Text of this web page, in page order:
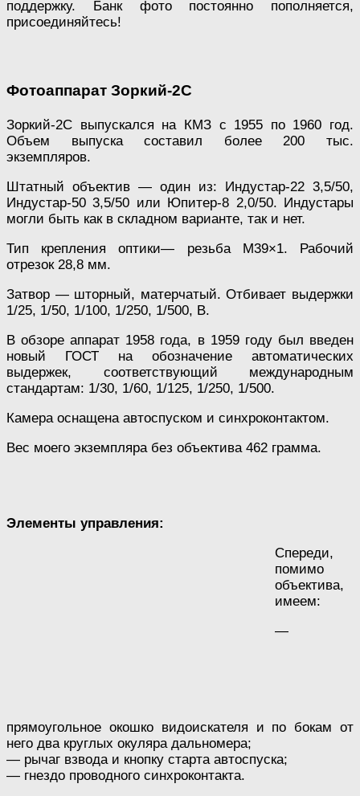
поддержку. Банк фото постоянно пополняется,
присоединяйтесь!
Фотоаппарат Зоркий-2С
Зоркий-2С выпускался на КМЗ с 1955 по 1960 год.
Объем выпуска составил более 200 тыс.
экземпляров.
Штатный объектив — один из: Индустар-22 3,5/50,
Индустар-50 3,5/50 или Юпитер-8 2,0/50. Индустары
могли быть как в складном варианте, так и нет.
Тип крепления оптики— резьба M39×1. Рабочий
отрезок 28,8 мм.
Затвор — шторный, матерчатый. Отбивает выдержки
1/25, 1/50, 1/100, 1/250, 1/500, В.
В обзоре аппарат 1958 года, в 1959 году был введен
новый ГОСТ на обозначение автоматических
выдержек, соответствующий международным
стандартам: 1/30, 1/60, 1/125, 1/250, 1/500.
Камера оснащена автоспуском и синхроконтактом.
Вес моего экземпляра без объектива 462 грамма.
Элементы управления:
Спереди,
помимо
объектива,
имеем:
—
прямоугольное окошко видоискателя и по бокам от
него два круглых окуляра дальномера;
— рычаг взвода и кнопку старта автоспуска;
— гнездо проводного синхроконтакта.